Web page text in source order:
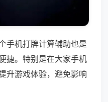
手机打牌计算辅助也是
捷。特别是在大家手机
升游戏体验，避免影响